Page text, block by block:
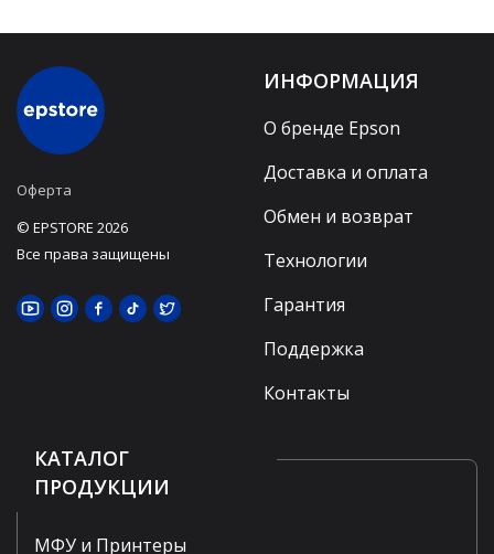
Оферта
© EPSTORE 2026
Все права защищены
ИНФОРМАЦИЯ
О бренде Epson
Доставка и оплата
Обмен и возврат
Технологии
Гарантия
Поддержка
Контакты
КАТАЛОГ
ПРОДУКЦИИ
МФУ и Принтеры